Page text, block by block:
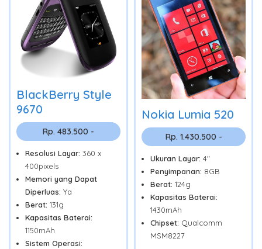
BlackBerry Style
9670
Rp. 483.500 -
Resolusi Layar: 360 x
400pixels
Memori yang Dapat
Diperluas: Ya
Berat: 131g
Kapasitas Baterai:
1150mAh
Sistem Operasi:
Nokia Lumia 520
Rp. 1.430.500 -
Ukuran Layar: 4"
Penyimpanan: 8GB
Berat: 124g
Kapasitas Baterai:
1430mAh
Chipset: Qualcomm
MSM8227